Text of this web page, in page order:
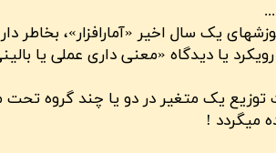
یک سال اخیر «آمارافزار»، بخاطر
یا دیدگاه «معنی داری عملی یا
توزیع یک متغیر در دو یا چند گروه تحت
میگردد !